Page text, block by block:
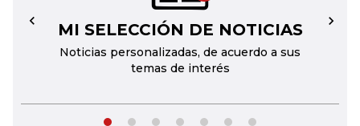
MI SELECCIÓN DE NOTICIAS
Noticias personalizadas, de acuerdo a sus
temas de interés
← →